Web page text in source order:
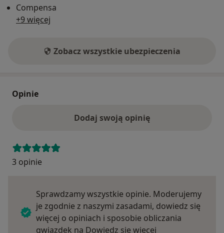
Compensa
+9 więcej
Zobacz wszystkie ubezpieczenia
Opinie
Dodaj swoją opinię
3 opinie
Sprawdzamy wszystkie opinie. Moderujemy
je zgodnie z naszymi zasadami, dowiedz się
więcej o opiniach i sposobie obliczania
gwiazdek na Dowiedz się więcej